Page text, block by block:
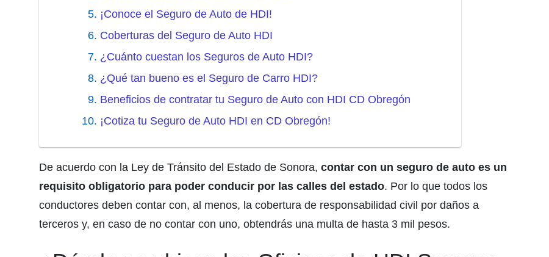
¡Conoce el Seguro de Auto de HDI!
Coberturas del Seguro de Auto HDI
¿Cuánto cuestan los Seguros de Auto HDI?
¿Qué tan bueno es el Seguro de Carro HDI?
Beneficios de contratar tu Seguro de Auto con HDI CD Obregón
¡Cotiza tu Seguro de Auto HDI en CD Obregón!
De acuerdo con la Ley de Tránsito del Estado de Sonora, contar con un seguro de auto es un
requisito obligatorio para poder conducir por las calles del estado. Por lo que todos los
conductores deben contar con, al menos, la cobertura de responsabilidad civil por daños a
terceros y, en caso de no contar con uno, obtendrás una multa de hasta 3 mil pesos.